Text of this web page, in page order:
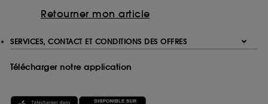
Retourner mon article
SERVICES, CONTACT ET CONDITIONS DES OFFRES
Télécharger notre application